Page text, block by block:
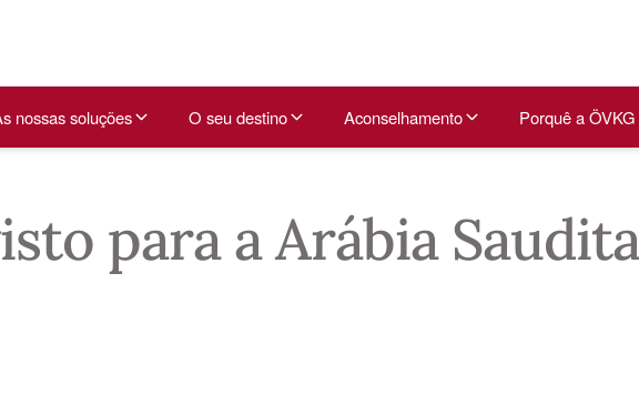
nossas soluções O seu destino Aconselhamento Porquê a ÖVKG
para a Arábia